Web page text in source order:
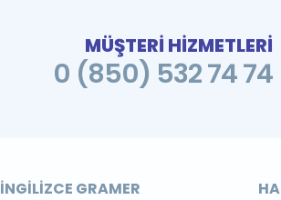
MÜŞTERİ HİZMETLERİ
0 (850) 532 74 74
İNGILIZCE GRAMER